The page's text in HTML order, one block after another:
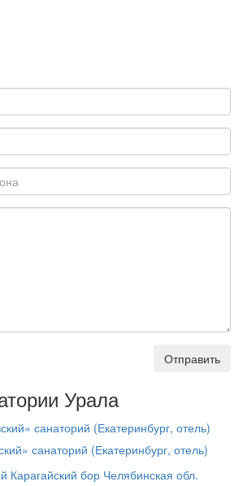
Отправить
Урала
санаторий (Екатеринбург, отель)